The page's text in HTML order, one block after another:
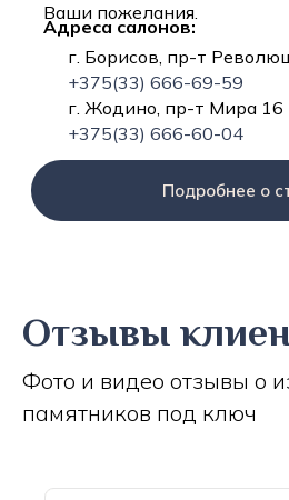
Ваши пожелания.
Адреса салонов:
г. Борисов, пр-т
+375(33) 666-69-59
г. Жодино, пр-т Мира 16
+375(33) 666-60-04
Подробнее о
Отзывы
Фото и видео отзывы о
памятников под ключ